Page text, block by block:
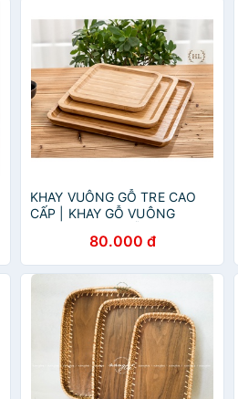
KHAY VUÔNG GỖ TRE CAO
CẤP | KHAY GỖ VUÔNG
80.000 đ